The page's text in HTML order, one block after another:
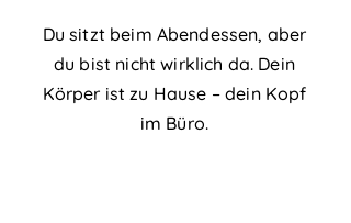
Du sitzt beim Abendessen, aber
du bist nicht wirklich da. Dein
Körper ist zu Hause – dein Kopf
im Büro.